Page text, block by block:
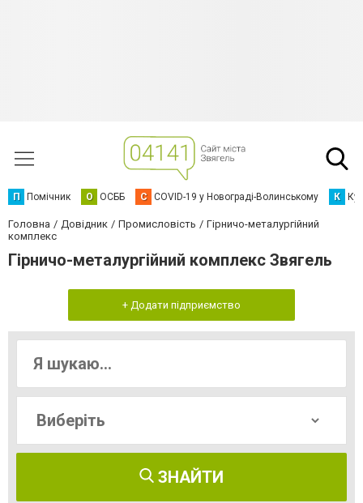
П Помічник О ОСББ C COVID-19 у Новограді-Волинському К
Головна Довідник Промисловість
Гірничо-металургійний
комплекс
Гірничо-металургійний комплекс Звягель
+ Додати підприємство
ЗНАЙТИ